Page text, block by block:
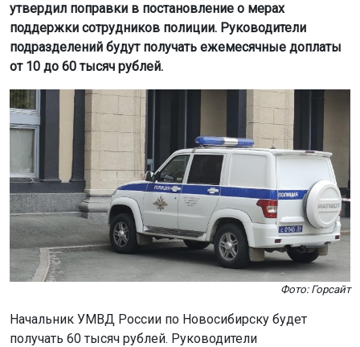
утвердил поправки в постановление о мерах
поддержки сотрудников полиции. Руководители
подразделений будут получать ежемесячные доплаты
от 10 до 60 тысяч рублей.
Фото: Горсайт
Начальник УМВД России по Новосибирску будет
получать 60 тысяч рублей. Руководители